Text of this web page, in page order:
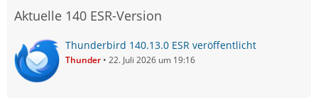
Aktuelle 140 ESR-Version
Thunderbird 140.13.0 ESR veröffentlicht
Thunder 22. Juli 2026 um 19:16